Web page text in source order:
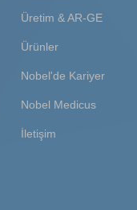
Üretim & AR-GE
Ürünler
Nobel'de Kariyer
Nobel Medicus
İletişim